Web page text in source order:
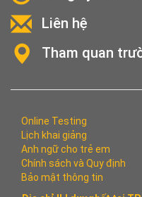
Liên hệ
Tham quan
Online Testing
Lịch khai giảng
Anh ngữ cho trẻ em
Chính sách và Quy định
Bảo mật thông tin